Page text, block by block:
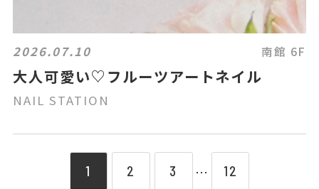
2026.07.10 南館 6F
大人可愛い♡フルーツアートネイル
NAIL STATION
1 2 3 ⋯ 12